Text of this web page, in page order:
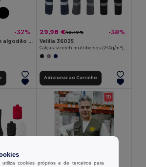
-32%
Bata de trabalho em algodão e poliéster
29,98 €48,40 € -38%
Velilla 36025
Adicionar ao Carrinho
cookies próprios e de terceiros para